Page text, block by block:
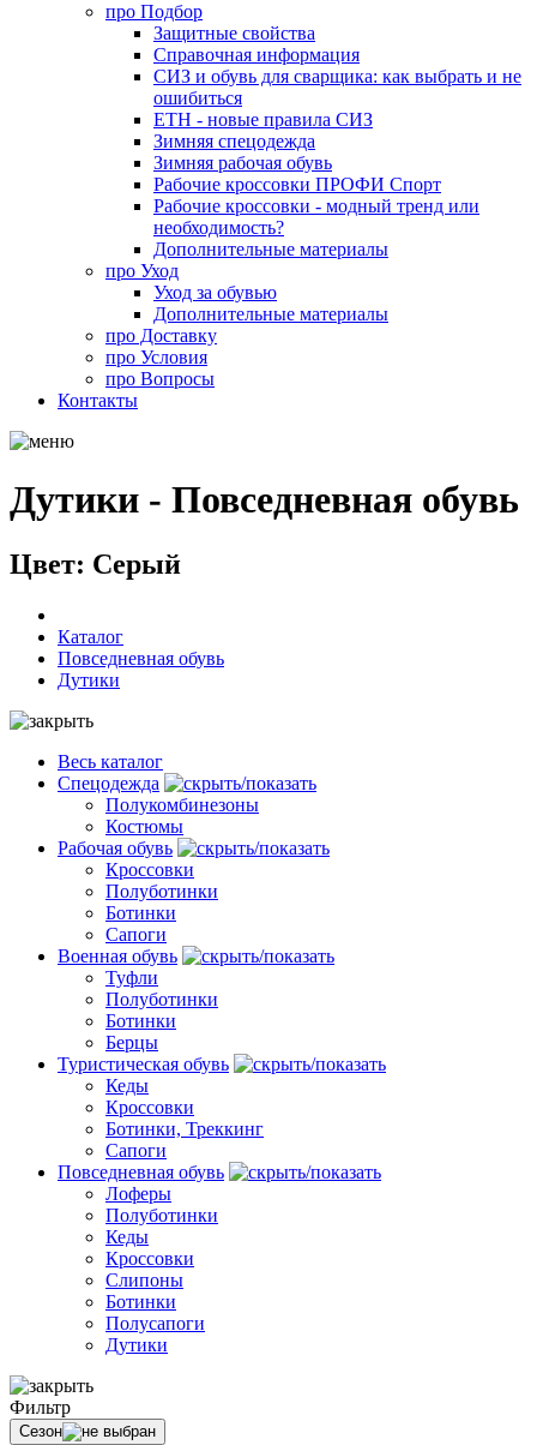
про Подбор
Защитные свойства
Справочная информация
СИЗ и обувь для сварщика: как выбрать и не
ошибиться
ЕТН - новые правила СИЗ
Зимняя спецодежда
Зимняя рабочая обувь
Рабочие кроссовки ПРОФИ Спорт
Рабочие кроссовки - модный тренд или
необходимость?
Дополнительные материалы
про Уход
Уход за обувью
Дополнительные материалы
про Доставку
про Условия
про Вопросы
Контакты
Дутики - Повседневная обувь
Цвет: Серый
Каталог
Повседневная обувь
Дутики
Весь каталог
Спецодежда
Полукомбинезоны
Костюмы
Рабочая обувь
Кроссовки
Полуботинки
Ботинки
Сапоги
Военная обувь
Туфли
Полуботинки
Ботинки
Берцы
Туристическая обувь
Кеды
Кроссовки
Ботинки, Треккинг
Сапоги
Повседневная обувь
Лоферы
Полуботинки
Кеды
Кроссовки
Слипоны
Ботинки
Полусапоги
Дутики
Фильтр
Сезон